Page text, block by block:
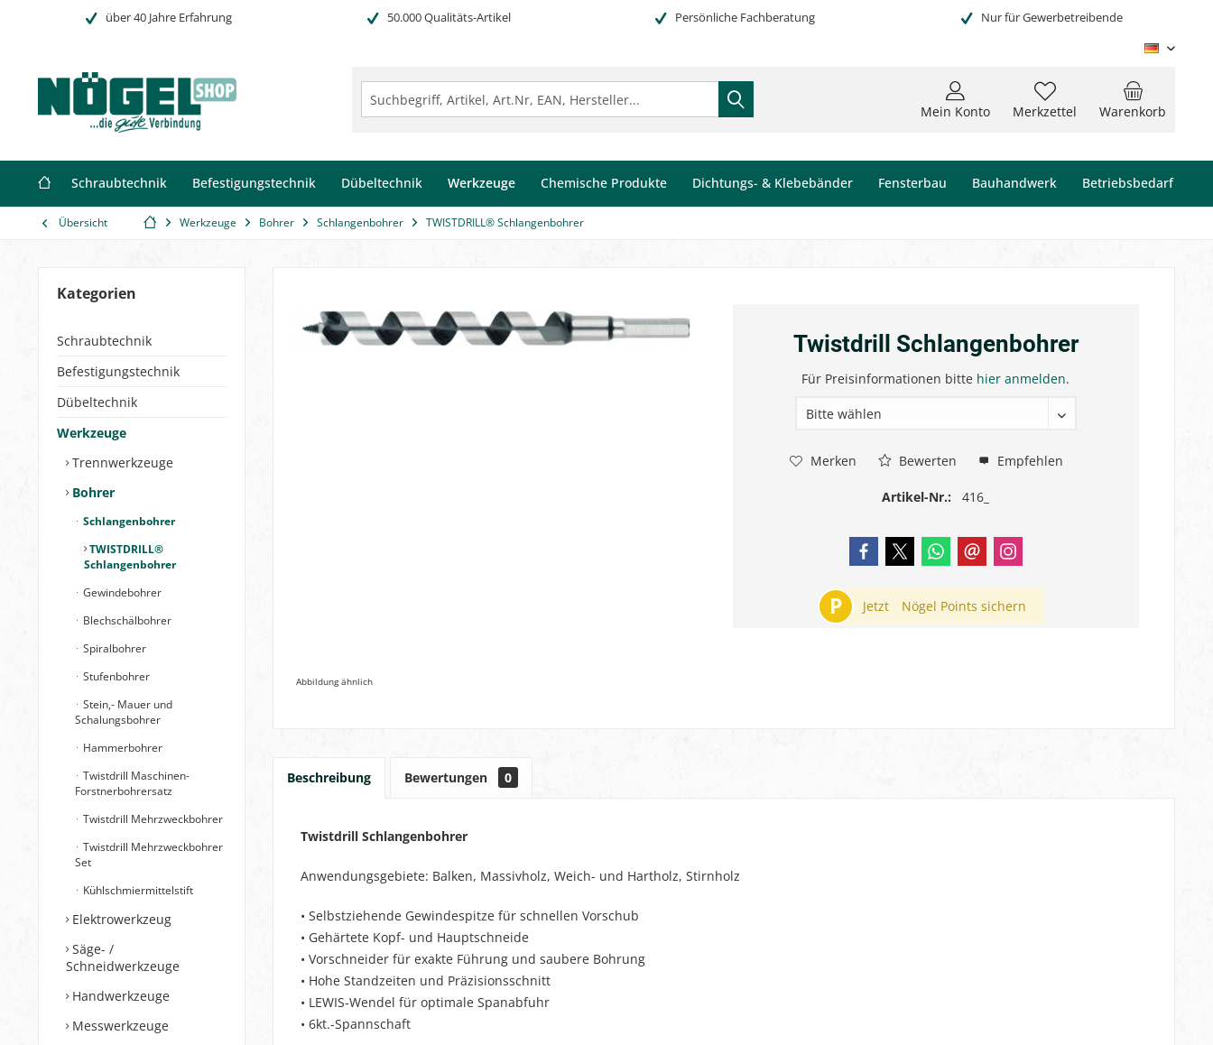
über 40 Jahre Erfahrung 50.000 Qualitäts-Artikel Persönliche Fachberatung Nur für Gewerbetreibende
Warenkorb
Merkzettel
Mein Konto
Schraubtechnik Befestigungstechnik Dübeltechnik Werkzeuge Chemische Produkte Dichtungs- & Klebebänder Fensterbau Bauhandwerk Betriebsbedarf
Übersicht Werkzeuge Bohrer Schlangenbohrer TWISTDRILL® Schlangenbohrer
Kategorien
Schraubtechnik
Befestigungstechnik
Dübeltechnik
Werkzeuge
Trennwerkzeuge
Bohrer
Schlangenbohrer
TWISTDRILL®
Schlangenbohrer
Gewindebohrer
Blechschälbohrer
Spiralbohrer
Stufenbohrer
Stein,- Mauer und
Schalungsbohrer
Hammerbohrer
Twistdrill Maschinen-
Forstnerbohrersatz
Twistdrill Mehrzweckbohrer
Twistdrill Mehrzweckbohrer
Set
Kühlschmiermittelstift
Elektrowerkzeug
Säge- /
Schneidwerkzeuge
Handwerkzeuge
Messwerkzeuge
Abbildung ähnlich
Twistdrill Schlangenbohrer
Für Preisinformationen bitte hier anmelden.
Merken Bewerten Empfehlen
Artikel-Nr.: 416_
P Jetzt Nögel Points sichern
Beschreibung Bewertungen 0
Twistdrill Schlangenbohrer
Anwendungsgebiete: Balken, Massivholz, Weich- und Hartholz, Stirnholz
• Selbstziehende Gewindespitze für schnellen Vorschub
• Gehärtete Kopf- und Hauptschneide
• Vorschneider für exakte Führung und saubere Bohrung
• Hohe Standzeiten und Präzisionsschnitt
• LEWIS-Wendel für optimale Spanabfuhr
• 6kt.-Spannschaft